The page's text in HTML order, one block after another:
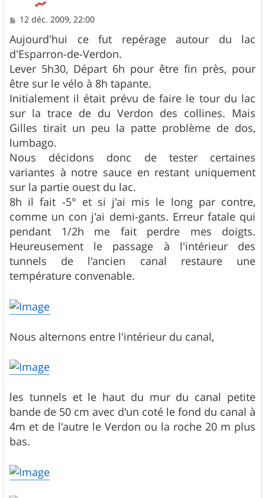
M
s
s
a
g
e
12 déc. 2009, 22:00
Aujourd'hui ce fut repérage autour du lac
d'Esparron-de-Verdon.
Lever 5h30, Départ 6h pour être fin près, pour
être sur le vélo à 8h tapante.
Initialement il était prévu de faire le tour du lac
sur la trace de du Verdon des collines. Mais
Gilles tirait un peu la patte problème de dos,
lumbago.
Nous décidons donc de tester certaines
variantes à notre sauce en restant uniquement
sur la partie ouest du lac.
8h il fait -5° et si j'ai mis le long par contre,
comme un con j'ai demi-gants. Erreur fatale qui
pendant 1/2h me fait perdre mes doigts.
Heureusement le passage à l'intérieur des
tunnels de l'ancien canal restaure une
température convenable.
Nous alternons entre l'intérieur du canal,
les tunnels et le haut du mur du canal petite
bande de 50 cm avec d'un coté le fond du canal à
4m et de l'autre le Verdon ou la roche 20 m plus
bas.